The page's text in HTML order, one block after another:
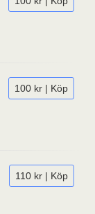
100 kr | Köp
110 kr | Köp